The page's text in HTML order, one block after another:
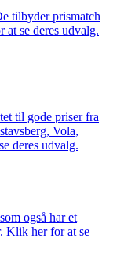
tilbyder prismatch
se deres udvalg.
til gode priser fra
Vola,
deres udvalg.
også har et
Klik her for at se